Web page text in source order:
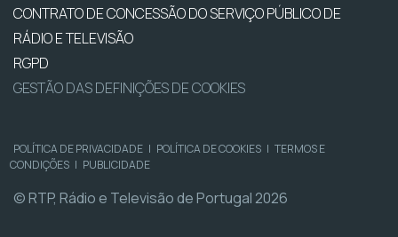
CONTRATO DE CONCESSÃO DO SERVIÇO PÚBLICO DE
RÁDIO E TELEVISÃO
RGPD
GESTÃO DAS DEFINIÇÕES DE COOKIES
POLÍTICA DE PRIVACIDADE | POLÍTICA DE COOKIES | TERMOS E
CONDIÇÕES | PUBLICIDADE
© RTP, Rádio e Televisão de Portugal 2026